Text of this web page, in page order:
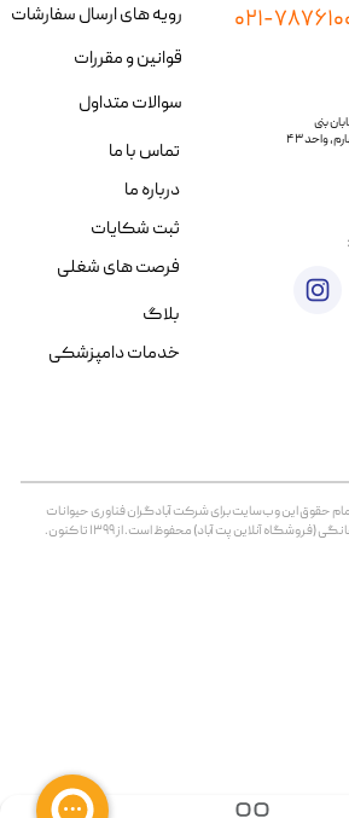
بنی
۷۸۷۶۱۰۰۰
حقوق اين وب‌سايت برای شرکت آبادگران فناوری حیوانات
(فروشگاه آنلاین پت آباد) محفوظ است. از ۱۳۹۹ تا کنون.
رویه های ارسال سفارشات
قوانین و مقررات
سوالات متداول
تماس با ما
درباره ما
ثبت شکایات
فرصت های شغلی
بلاگ
خدمات دامپزشکی